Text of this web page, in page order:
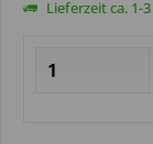
Lieferzeit ca. 1-